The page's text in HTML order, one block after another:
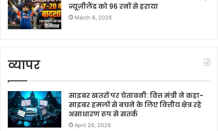
न्यूज़ीलैंड को 96 रनों से हराया
March 8, 2026
व्यापर
साइबर खतरों पर चेतावनी: वित्त मंत्री ने कहा-
साइबर हमलों से बचने के लिए वित्तीय क्षेत्र रहे
असाधारण रूप से सतर्क
April 26, 2026